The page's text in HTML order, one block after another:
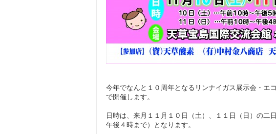
今年でなんと１０周年となるリンナイガス展示会・エ
で開催します。
日時は、来月１１月１０日（土）、１１日（日）の二
午後４時まで）となります。